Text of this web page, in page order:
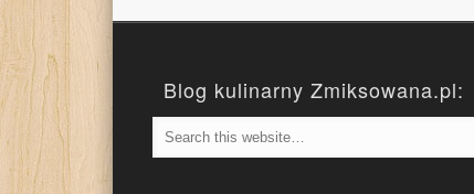
Blog kulinarny Zmiksowana.pl: